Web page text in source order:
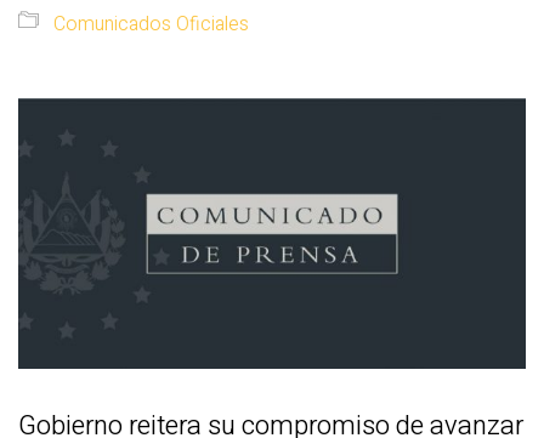
Comunicados Oficiales
Gobierno reitera su compromiso de avanzar